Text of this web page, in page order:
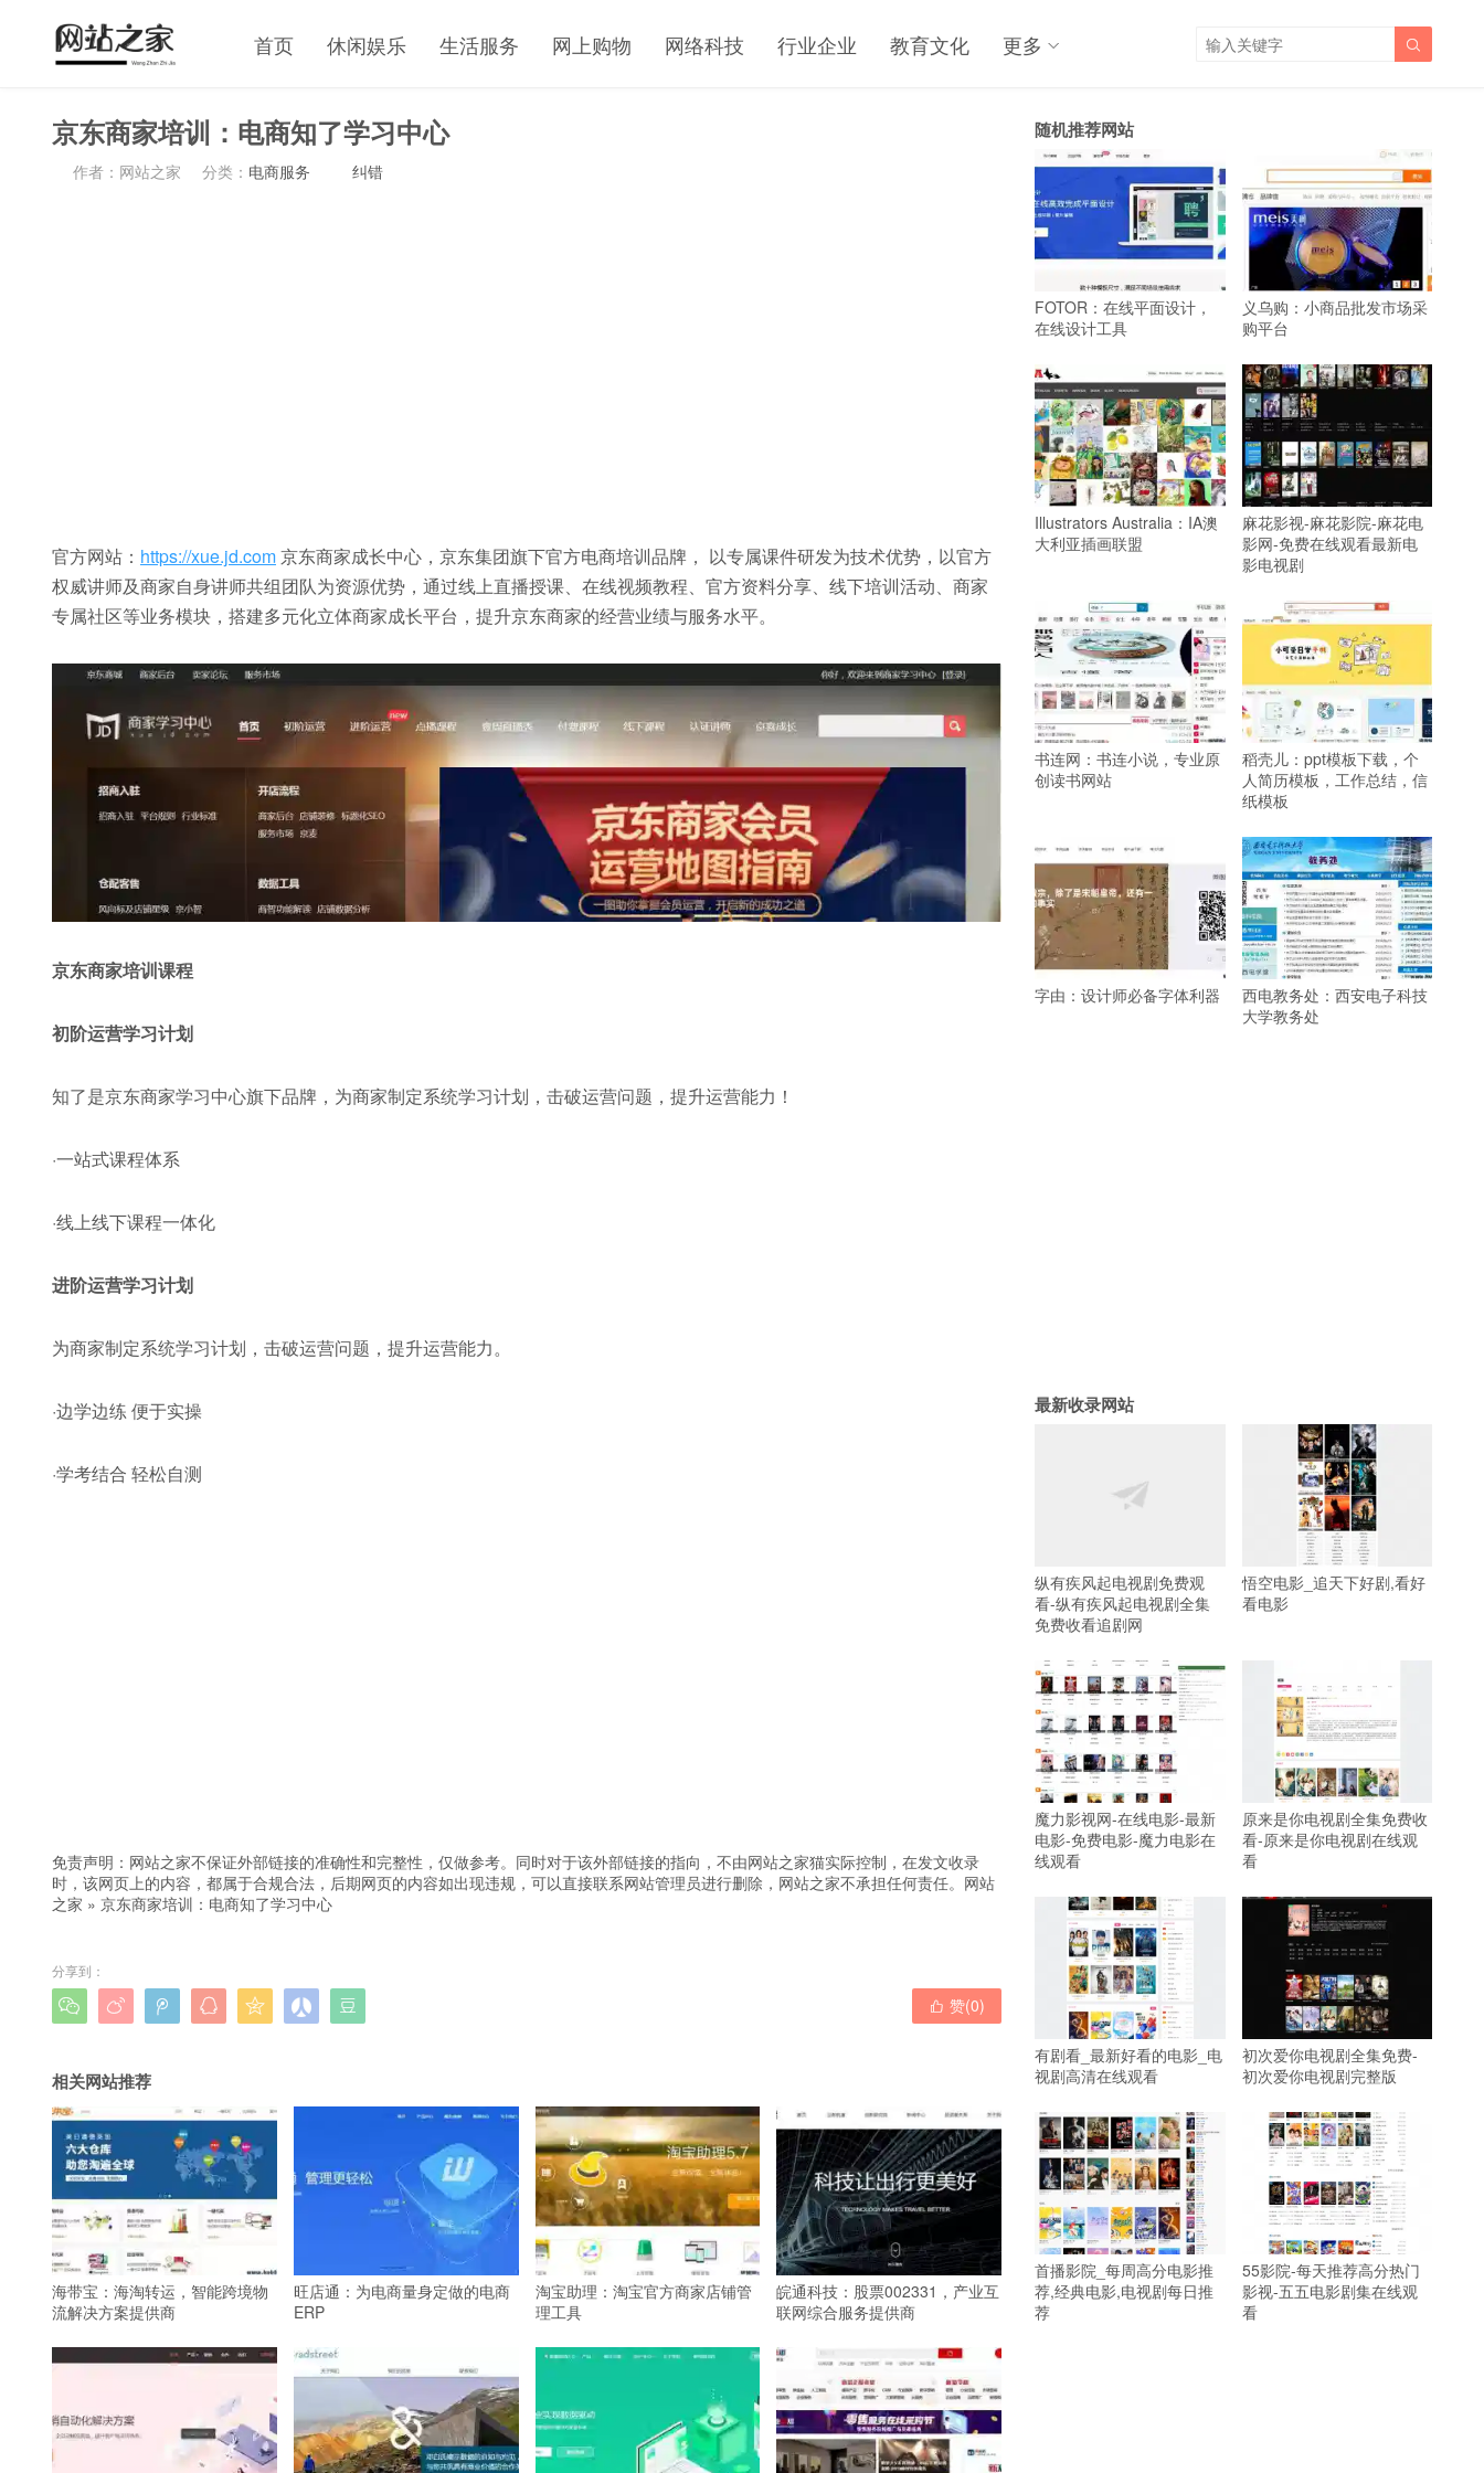
首页 休闲娱乐 生活服务 网上购物 网络科技 行业企业 教育文化 更多 
京东商家培训：电商知了学习中心
作者：网站之家 分类： 电商服务 纠错
官方网站： https://xue.jd.com京东商家成长中心，京东集团旗下官方电商培训品牌， 以专属课件研发为技术优势，以官方
权威讲师及商家自身讲师共组团队为资源优势，通过线上直播授课、在线视频教程、官方资料分享、线下培训活动、商家
专属社区等业务模块，搭建多元化立体商家成长平台，提升京东商家的经营业绩与服务水平。
京东商家培训课程
初阶运营学习计划
知了是京东商家学习中心旗下品牌，为商家制定系统学习计划，击破运营问题，提升运营能力！
·一站式课程体系
·线上线下课程一体化
进阶运营学习计划
为商家制定系统学习计划，击破运营问题，提升运营能力。
·边学边练 便于实操
·学考结合 轻松自测
免责声明：网站之家不保证外部链接的准确性和完整性，仅做参考。同时对于该外部链接的指向，不由网站之家猫实际控制，在发文收录
时，该网页上的内容，都属于合规合法，后期网页的内容如出现违规，可以直接联系网站管理员进行删除，网站之家不承担任何责任。 网站
之家 » 京东商家培训：电商知了学习中心
分享到：
        赞(0)
相关网站推荐
海带宝：海淘转运，智能跨境物
流解决方案提供商
旺店通：为电商量身定做的电商
ERP
淘宝助理：淘宝官方商家店铺管
理工具
皖通科技：股票002331，产业互
联网综合服务提供商
随机推荐网站
FOTOR：在线平面设计，
在线设计工具
义乌购：小商品批发市场采
购平台
Illustrators Australia：IA澳
大利亚插画联盟
麻花影视-麻花影院-麻花电
影网-免费在线观看最新电
影电视剧
书连网：书连小说，专业原
创读书网站
稻壳儿：ppt模板下载，个
人简历模板，工作总结，信
纸模板
字由：设计师必备字体利器
西电教务处：西安电子科技
大学教务处
最新收录网站
纵有疾风起电视剧免费观
看-纵有疾风起电视剧全集
免费收看追剧网
悟空电影_追天下好剧,看好
看电影
魔力影视网-在线电影-最新
电影-免费电影-魔力电影在
线观看
原来是你电视剧全集免费收
看-原来是你电视剧在线观
看
有剧看_最新好看的电影_电
视剧高清在线观看
初次爱你电视剧全集免费-
初次爱你电视剧完整版
首播影院_每周高分电影推
荐,经典电影,电视剧每日推
荐
55影院-每天推荐高分热门
影视-五五电影剧集在线观
看